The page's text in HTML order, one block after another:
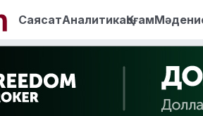
СаясатАналитикаҚоғам